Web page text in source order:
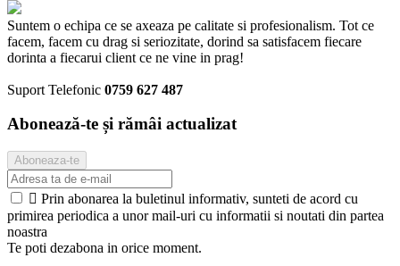
Suntem o echipa ce se axeaza pe calitate si profesionalism. Tot ce
facem, facem cu drag si seriozitate, dorind sa satisfacem fiecare
dorinta a fiecarui client ce ne vine in prag!
Suport Telefonic 0759 627 487
Abonează-te și rămâi actualizat
 Prin abonarea la buletinul informativ, sunteti de acord cu
primirea periodica a unor mail-uri cu informatii si noutati din partea
noastra
Te poti dezabona in orice moment.